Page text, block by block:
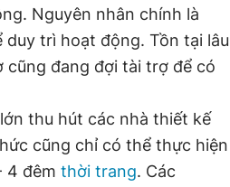
Nguyên nhân chính là
trì hoạt động. Tồn tại lâu
cũng đang đợi tài trợ để có
thu hút các nhà thiết kế
cũng chỉ có thể thực hiện
4 đêm thời trang. Các